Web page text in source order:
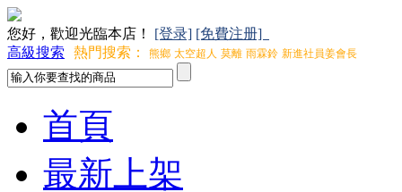
您好，歡迎光臨本店！ [登录] [免費注册]
高級搜索
熱門搜索： 熊鄉 太空超人 莫離 雨霖鈴 新進社員姜會長
首頁
最新上架